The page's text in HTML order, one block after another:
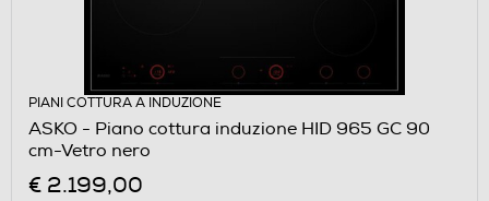
PIANI COTTURA A INDUZIONE
ASKO - Piano cottura induzione HID 965 GC 90
cm-Vetro nero
€ 2.199,00